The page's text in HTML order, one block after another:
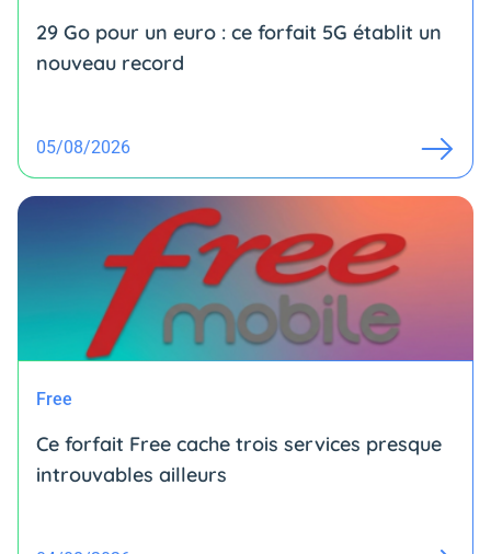
29 Go pour un euro : ce forfait 5G établit un
nouveau record
05/08/2026
Free
Ce forfait Free cache trois services presque
introuvables ailleurs